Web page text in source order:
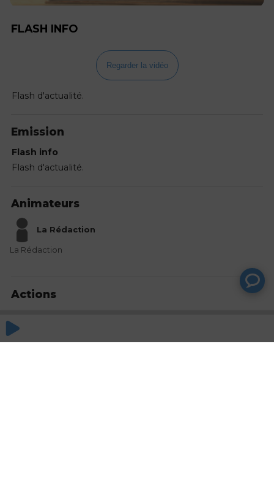
FLASH INFO
Regarder la vidéo
Flash d'actualité.
Emission
Flash info
Flash d'actualité.
Animateurs
La Rédaction
La Rédaction
Actions